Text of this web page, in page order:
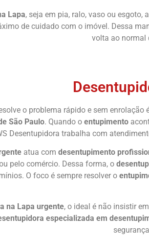
Lapa, seja em pia, ralo, vaso ou esgoto,
de cuidado com o imóvel. Dessa
volta ao normal
o problema rápido e sem enrolação
São Paulo. Quando o entupimento
Desentupidora trabalha com
atua com desentupimento
pelo comércio. Dessa forma, o
O foco é sempre resolver o
na Lapa urgente, o ideal é não insistir
especializada em